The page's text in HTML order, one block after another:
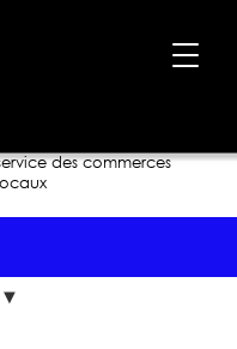
des commerces